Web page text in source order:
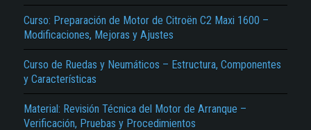
Curso: Preparación de Motor de Citroën C2 Maxi 1600 –
Modificaciones, Mejoras y Ajustes
Curso de Ruedas y Neumáticos – Estructura, Componentes
y Características
Material: Revisión Técnica del Motor de Arranque –
Verificación, Pruebas y Procedimientos